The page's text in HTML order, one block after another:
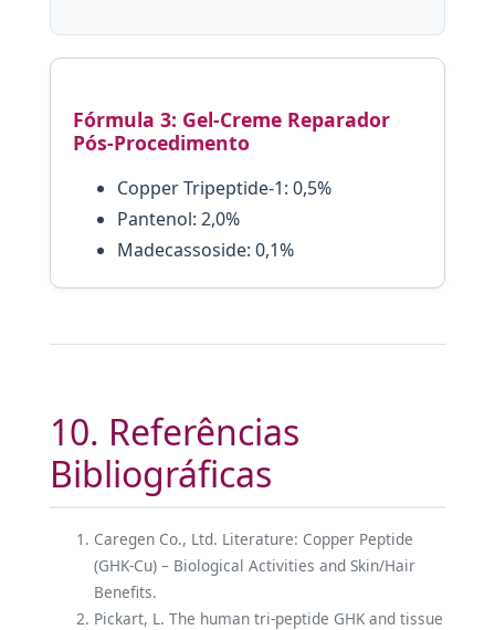
Fórmula 3: Gel-Creme Reparador
Pós-Procedimento
Copper Tripeptide-1: 0,5%
Pantenol: 2,0%
Madecassoside: 0,1%
10. Referências
Bibliográficas
Caregen Co., Ltd. Literature: Copper Peptide
(GHK-Cu) – Biological Activities and Skin/Hair
Benefits.
Pickart, L. The human tri-peptide GHK and tissue